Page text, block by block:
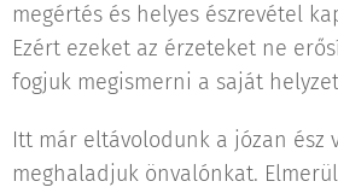
megértés és helyes észrevétel
Ezért ezeket az érzeteket ne
fogjuk megismerni a saját
Itt már eltávolodunk a józan ész
meghaladjuk önvalónkat.